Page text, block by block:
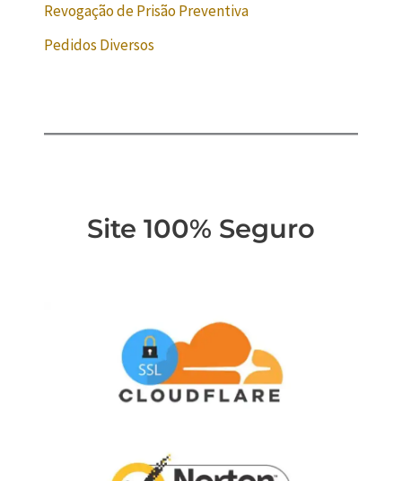
Revogação de Prisão Preventiva
Pedidos Diversos
Site 100% Seguro